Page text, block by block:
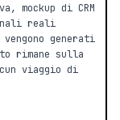
mockup di CRM
reali
generati
rimane sulla
viaggio di